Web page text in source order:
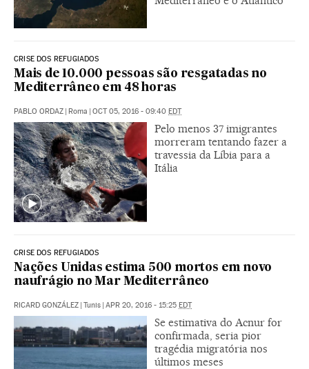
CRISE DOS REFUGIADOS
Mais de 10.000 pessoas são resgatadas no
Mediterrâneo em 48 horas
PABLO ORDAZ | Roma | OCT 05, 2016 - 09:40 EDT
Pelo menos 37 imigrantes
morreram tentando fazer a
travessia da Líbia para a
Itália
CRISE DOS REFUGIADOS
Nações Unidas estima 500 mortos em novo
naufrágio no Mar Mediterrâneo
RICARD GONZÁLEZ | Tunis | APR 20, 2016 - 15:25 EDT
Se estimativa do Acnur for
confirmada, seria pior
tragédia migratória nos
últimos meses